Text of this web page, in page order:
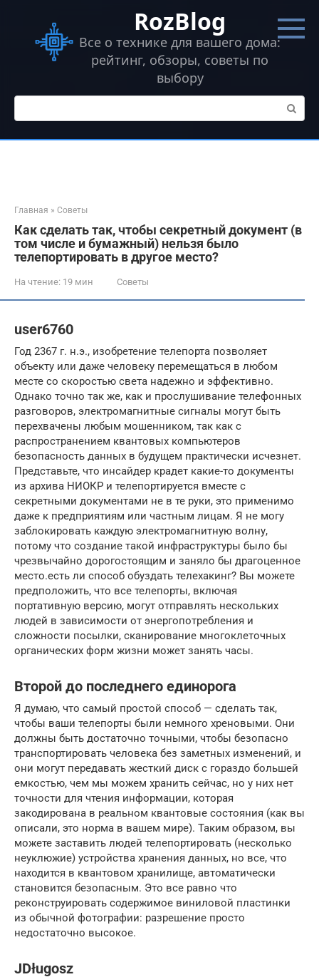
контенту
RozBlog
Все о технике для вашего дома:
рейтинг, обзоры, советы по
выбору
Поиск:
Главная » Советы
Как сделать так, чтобы секретный документ (в
том числе и бумажный) нельзя было
телепортировать в другое место?
На чтение: 19 мин Советы
user6760
Год 2367 г. н.э., изобретение телепорта позволяет
объекту или даже человеку перемещаться в любом
месте со скоростью света надежно и эффективно.
Однако точно так же, как и прослушивание телефонных
разговоров, электромагнитные сигналы могут быть
перехвачены любым мошенником, так как с
распространением квантовых компьютеров
безопасность данных в будущем практически исчезнет.
Представьте, что инсайдер крадет какие-то документы
из архива НИОКР и телепортируется вместе с
секретными документами не в те руки, это применимо
даже к предприятиям или частным лицам. Я не могу
заблокировать каждую электромагнитную волну,
потому что создание такой инфраструктуры было бы
чрезвычайно дорогостоящим и заняло бы драгоценное
место.есть ли способ обуздать телехакинг? Вы можете
предположить, что все телепорты, включая
портативную версию, могут отправлять нескольких
людей в зависимости от энергопотребления и
сложности посылки, сканирование многоклеточных
органических форм жизни может занять часы.
Второй до последнего единорога
Я думаю, что самый простой способ — сделать так,
чтобы ваши телепорты были немного хреновыми. Они
должны быть достаточно точными, чтобы безопасно
транспортировать человека без заметных изменений, и
они могут передавать жесткий диск с гораздо большей
емкостью, чем мы можем хранить сейчас, но у них нет
точности для чтения информации, которая
закодирована в реальном квантовые состояния (как вы
описали, это норма в вашем мире). Таким образом, вы
можете заставить людей телепортировать (несколько
неуклюжие) устройства хранения данных, но все, что
находится в квантовом хранилище, автоматически
становится безопасным. Это все равно что
реконструировать содержимое виниловой пластинки
из обычной фотографии: разрешение просто
недостаточно высокое.
JDługosz